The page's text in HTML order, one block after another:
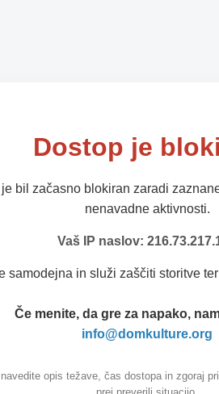
Dostop je
bil začasno blokiran zaradi
nenavadne aktivnosti.
Vaš IP naslov:
samodejna in služi zaščiti storitve
Če menite, da gre za napako,
info@domkulture.org
opis težave, čas dostopa in zgoraj